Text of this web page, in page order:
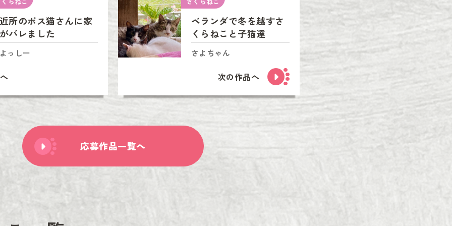
近所のボス猫さんに家
がバレました
よっしー
ベランダで冬を越すさ
くらねこと子猫達
さよちゃん
次の作品へ
応募作品一覧へ